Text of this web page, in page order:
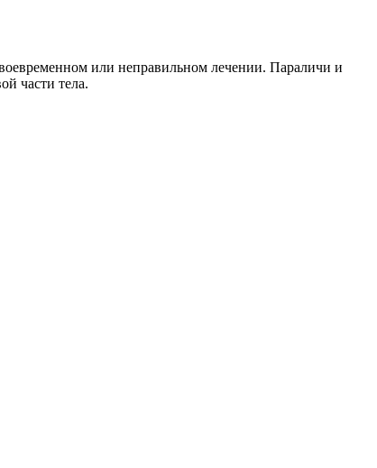
или неправильном лечении. Параличи и
части тела.